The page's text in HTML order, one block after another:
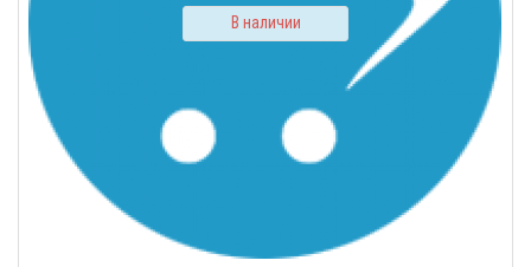
В наличии